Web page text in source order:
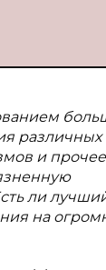
различных
и
ли
на